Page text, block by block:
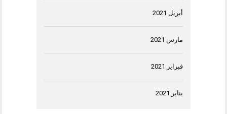
أبريل 2021
مارس 2021
فبراير 2021
يناير 2021